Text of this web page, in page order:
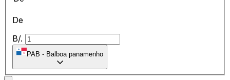
De
B/.
PAB - Balboa panamenho